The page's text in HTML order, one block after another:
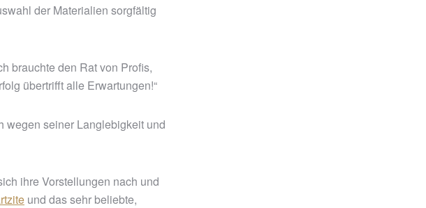
der Materialien sorgfältig
brauchte den Rat von Profis,
übertrifft alle Erwartungen!“
wegen seiner Langlebigkeit und
ihre Vorstellungen nach und
und das sehr beliebte,